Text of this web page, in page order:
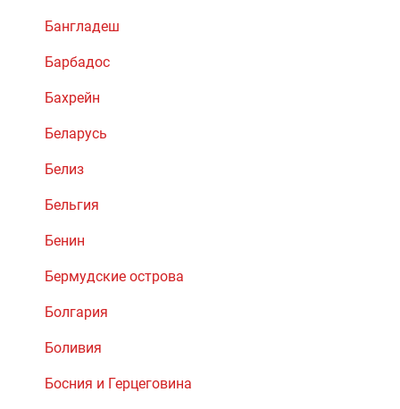
Бангладеш
Барбадос
Бахрейн
Беларусь
Белиз
Бельгия
Бенин
Бермудские острова
Болгария
Боливия
Босния и Герцеговина